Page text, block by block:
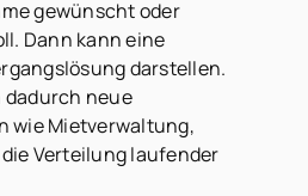
gewünscht oder
Dann kann eine
darstellen.
neue
wie Mietverwaltung,
Verteilung laufender